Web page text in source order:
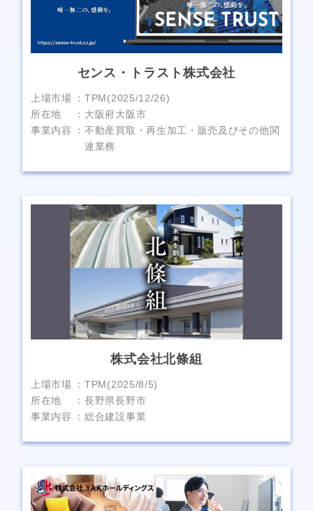
センス・トラスト株式会社
上場市場
TPM(2025/12/26)
所在地
大阪府大阪市
事業内容
不動産買取・再生加工・販売及びその他関
連業務
株式会社北條組
上場市場
TPM(2025/8/5)
所在地
長野県長野市
事業内容
総合建設事業